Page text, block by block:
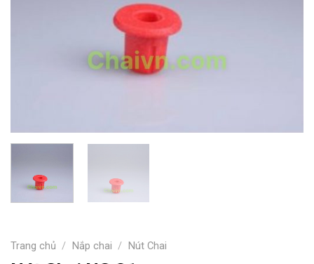
Trang chủ / Nắp chai / Nút Chai